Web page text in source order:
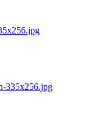
335x256.jpg